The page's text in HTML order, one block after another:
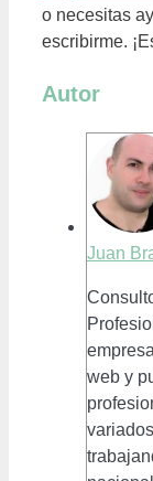
o necesitas
escribirme.
Autor
Juan
web y